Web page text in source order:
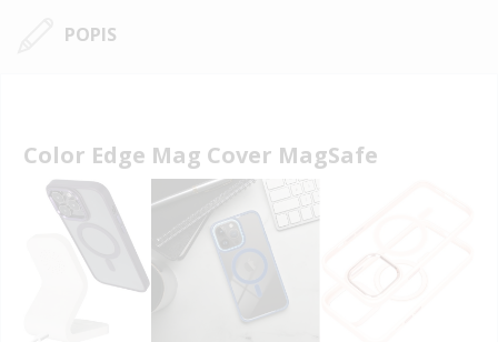
POPIS
Color Edge Mag Cover MagSafe